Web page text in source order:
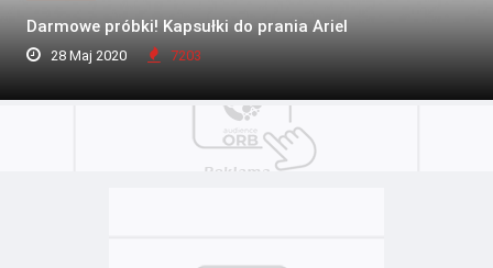
Darmowe próbki! Kapsułki do prania Ariel
28 Maj 2020 7203